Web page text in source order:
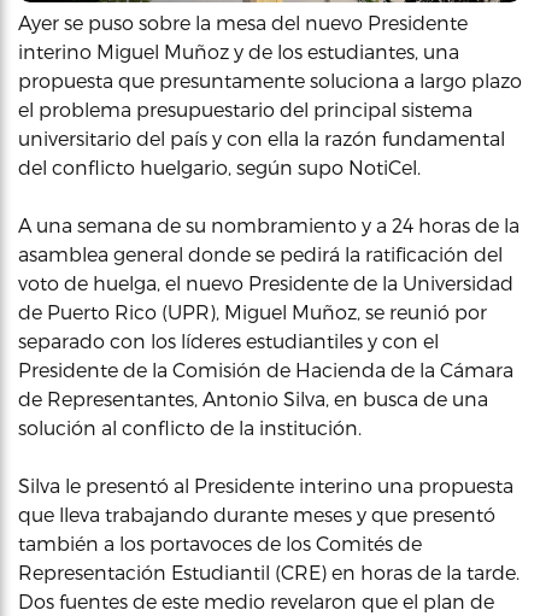
Ayer se puso sobre la mesa del nuevo Presidente
interino Miguel Muñoz y de los estudiantes, una
propuesta que presuntamente soluciona a largo plazo
el problema presupuestario del principal sistema
universitario del país y con ella la razón fundamental
del conflicto huelgario, según supo NotiCel.
A una semana de su nombramiento y a 24 horas de la
asamblea general donde se pedirá la ratificación del
voto de huelga, el nuevo Presidente de la Universidad
de Puerto Rico (UPR), Miguel Muñoz, se reunió por
separado con los líderes estudiantiles y con el
Presidente de la Comisión de Hacienda de la Cámara
de Representantes, Antonio Silva, en busca de una
solución al conflicto de la institución.
Silva le presentó al Presidente interino una propuesta
que lleva trabajando durante meses y que presentó
también a los portavoces de los Comités de
Representación Estudiantil (CRE) en horas de la tarde.
Dos fuentes de este medio revelaron que el plan de